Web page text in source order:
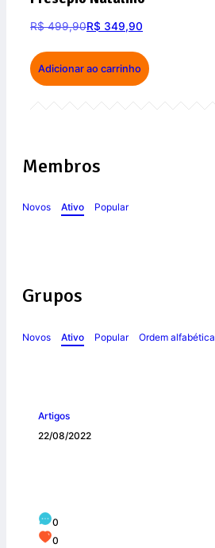
R$499,90R$ 349,90
Adicionar ao carrinho
Membros
Novos Ativo Popular
Grupos
Novos Ativo Popular Ordem alfabética
Artigos
22/08/2022
0
0